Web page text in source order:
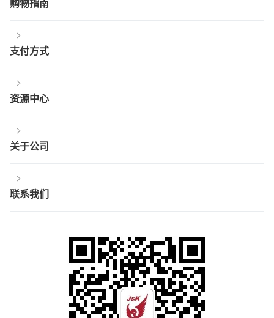
购物指南
支付方式
资源中心
关于公司
联系我们